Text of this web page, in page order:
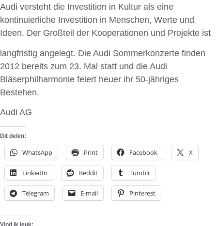
Audi versteht die Investition in Kultur als eine
kontinuierliche Investition in Menschen, Werte und
Ideen. Der Großteil der Kooperationen und Projekte ist
langfristig angelegt. Die Audi Sommerkonzerte finden
2012 bereits zum 23. Mal statt und die Audi
Bläserphilharmonie feiert heuer ihr 50-jähriges
Bestehen.
Audi AG
Dit delen:
WhatsApp Print Facebook X
LinkedIn Reddit Tumblr
Telegram E-mail Pinterest
Vind ik leuk: